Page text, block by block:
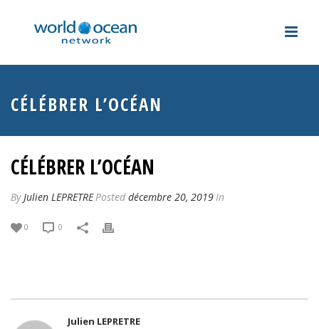
CÉLÉBRER L’OCÉAN
CÉLÉBRER L’OCÉAN
ByJulien LEPRETREPosted décembre 20, 2019In
0 0
Julien LEPRETRE